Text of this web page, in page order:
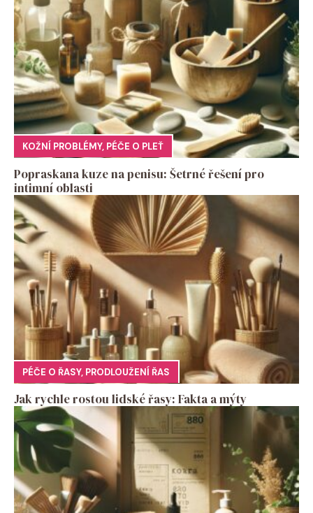
KOŽNÍ PROBLÉMY, PÉČE O PLEŤ
Popraskana kuze na penisu: Šetrné řešení pro
intimní oblasti
PÉČE O ŘASY, PRODLOUŽENÍ ŘAS
Jak rychle rostou lidské řasy: Fakta a mýty